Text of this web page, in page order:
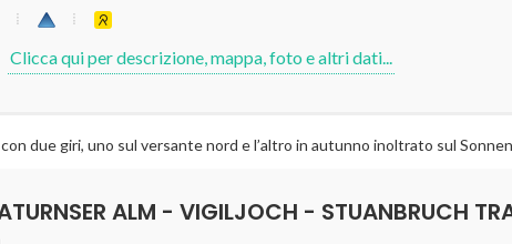
con due giri, uno sul versante nord e l’altro in autunno inoltrato sul